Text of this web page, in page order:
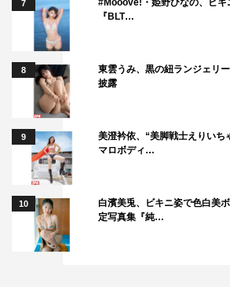
in『ドクターX～外科医・大門未知子』
浅野忠信＆神木隆之介
in『刑事ゆがみ』
高橋一生
in『THIS IS US 36歳、これから』
野村周平
in『ドクターX～外科医・大門未知子』
中川大志
7
『BLT…
8
東雲うみ、黒の紐ランジェリ
披露
9
美澄衿依、“美脚戦士えりいち
マロボディ…
10
白濱美兎、ビキニ姿で色白美
定写真集『純…